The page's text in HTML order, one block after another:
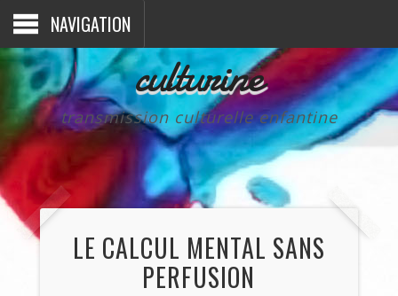
NAVIGATION
culturine
transmission culturelle enfantine
LE CALCUL MENTAL SANS
PERFUSION